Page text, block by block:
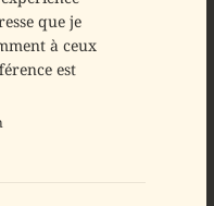
que je
à ceux
est